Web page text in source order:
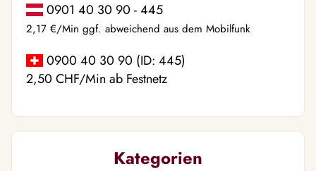
0901 40 30 90 - 445
2,17 €/Min ggf. abweichend aus dem Mobilfunk
0900 40 30 90 (ID: 445)
2,50 CHF/Min ab Festnetz
Kategorien